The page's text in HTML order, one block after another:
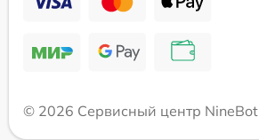
© 2026 Сервисный центр NineBot